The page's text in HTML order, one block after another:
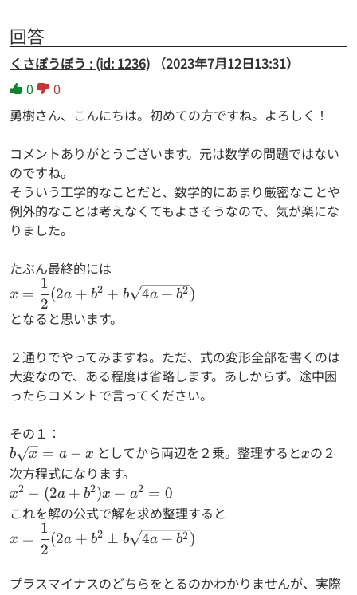
回答
くさぼうぼう : (id: 1236)
（2023年7月12日13:31）
0
0
勇樹さん、こんにちは。初めての方ですね。よろしく！
コメントありがとうございます。元は数学の問題ではない
のですね。
そういう工学的なことだと、数学的にあまり厳密なことや
例外的なことは考えなくてもよさそうなので、気が楽にな
りました。
たぶん最終的には
x=\dfrac{1}{2}
(2a+b^2+b\sqrt{4a+b^2})
x =
2
1
(2a + b2 + b 4a + b2)
となると思います。
２通りでやってみますね。ただ、式の変形全部を書くのは
大変なので、ある程度は省略します。あしからず。途中困
ったらコメントで言ってください。
その１：
b\sqrt{x}=a-
x
b x = a − x としてから両辺を２乗。整理するとx
xの２
次方程式になります。
x^2-
(2a+b^2)x+a^2=0
x2 − (2a + b2)x + a2 = 0
これを解の公式で解を求め整理すると
x=\dfrac{1}{2}
(2a+b^2\pm
x =
2
1
(2a + b2 ± b 4a + b2)
プラスマイナスのどちらをとるのかわかりませんが、実際